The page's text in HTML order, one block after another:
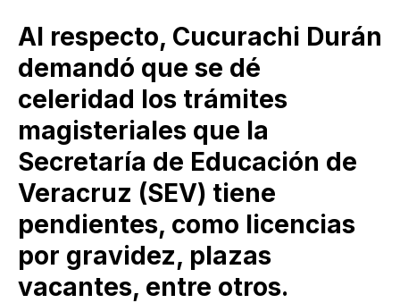
Al respecto, Cucurachi Durán
demandó que se dé
celeridad los trámites
magisteriales que la
Secretaría de Educación de
Veracruz (SEV) tiene
pendientes, como licencias
por gravidez, plazas
vacantes, entre otros.